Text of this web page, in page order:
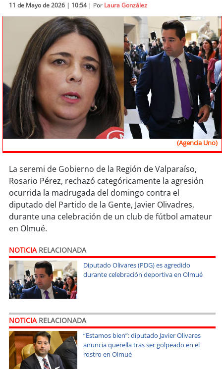
Deportes
Tecnología
Sostenibilidad
soy chile
soy arica
soyiquique
soycalama
soy antofagasta
soy copiapó
soyvalparaíso
soy quillota
soysanantonio
soychillán
soysancarlos
soytalcahuano
soyconcepción
11 de Mayo de 2026 | 10:54| Por Laura González
(Agencia Uno)
La seremi de Gobierno de la Región de Valparaíso,
Rosario Pérez, rechazó categóricamente la agresión
ocurrida la madrugada del domingo contra el
diputado del Partido de la Gente, Javier Olivadres,
durante una celebración de un club de fútbol amateur
en Olmué.
NOTICIARELACIONADA
Diputado Olivares (PDG) es agredido
durante celebración deportiva en Olmué
NOTICIARELACIONADA
“Estamos bien”: diputado Javier Olivares
anuncia querella tras ser golpeado en el
rostro en Olmué